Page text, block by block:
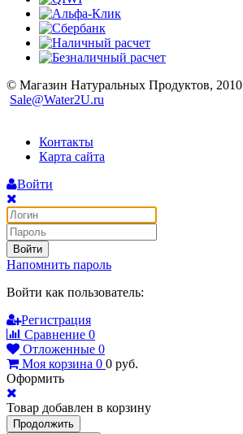
© Магазин Натуральных Продуктов, 2010
Sale@Water2U.ru
Контакты
Карта сайта
Войти
Войти
Напомнить пароль
Войти как пользователь:
Регистрация
Сравнение 0
Отложенные 0
Моя корзина 0 0 руб.
Оформить
Товар добавлен в корзину
Продолжить